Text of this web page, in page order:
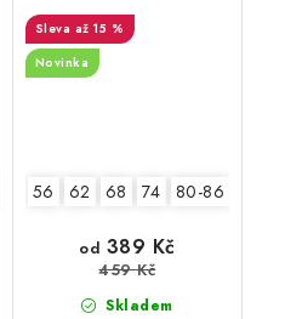
92-98
až 15 %
Novinka
56 62 68 74 80-86
Skladem
od 389 Kč
459 Kč